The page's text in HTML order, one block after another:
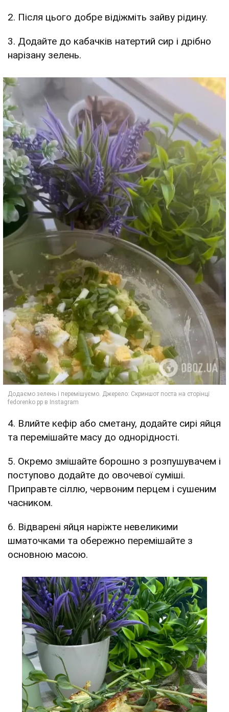
2. Після цього добре відіжміть зайву рідину.
3. Додайте до кабачків натертий сир і дрібно
нарізану зелень.
4. Влийте кефір або сметану, додайте сирі яйця
та перемішайте масу до однорідності.
5. Окремо змішайте борошно з розпушувачем і
поступово додайте до овочевої суміші.
Приправте сіллю, червоним перцем і сушеним
часником.
6. Відварені яйця наріжте невеликими
шматочками та обережно перемішайте з
основною масою.